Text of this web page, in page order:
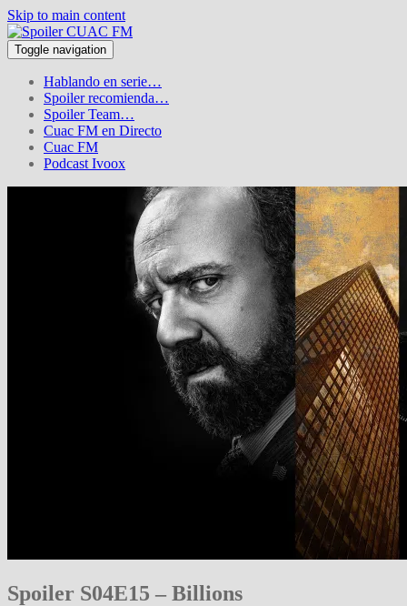
Skip to main content
Toggle navigation
Hablando en serie…
Spoiler recomienda…
Spoiler Team…
Cuac FM en Directo
Cuac FM
Podcast Ivoox
Spoiler S04E15 – Billions